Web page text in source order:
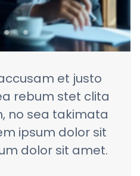
et justo
rebum stet clita
no sea takimata
ipsum dolor sit
dolor sit amet.